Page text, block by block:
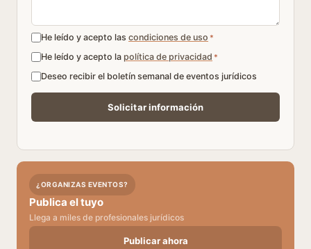
He leído y acepto las condiciones de uso *
He leído y acepto la política de privacidad *
Deseo recibir el boletín semanal de eventos jurídicos
¿ORGANIZAS EVENTOS?
Publica el tuyo
Llega a miles de profesionales jurídicos
Publicar ahora